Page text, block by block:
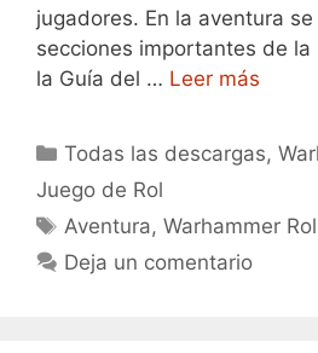
jugadores. En la aventura
secciones importantes de
la Guía del … Leer más
Categorías
Todas las descargas,
Juego de Rol
Etiquetas
Aventura,Warhammer
Deja un comentario